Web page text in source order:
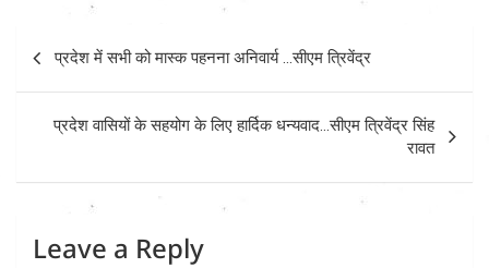
navigation
प्रदेश में सभी को मास्क पहनना अनिवार्य …सीएम त्रिवेंद्र
प्रदेश वासियों के सहयोग के लिए हार्दिक धन्यवाद…सीएम त्रिवेंद्र सिंह
रावत
Leave a Reply